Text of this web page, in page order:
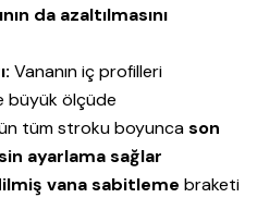
da azaltılmasını
Vananın iç profilleri
büyük ölçüde
tüm stroku boyuncason
ayarlama sağlar
vana sabitleme braketi